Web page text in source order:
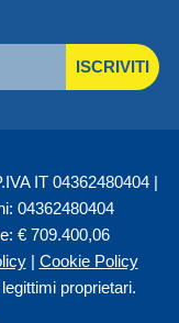
ISCRIVITI
IT 04362480404 |
04362480404
€ 709.400,06
| Cookie Policy
proprietari.